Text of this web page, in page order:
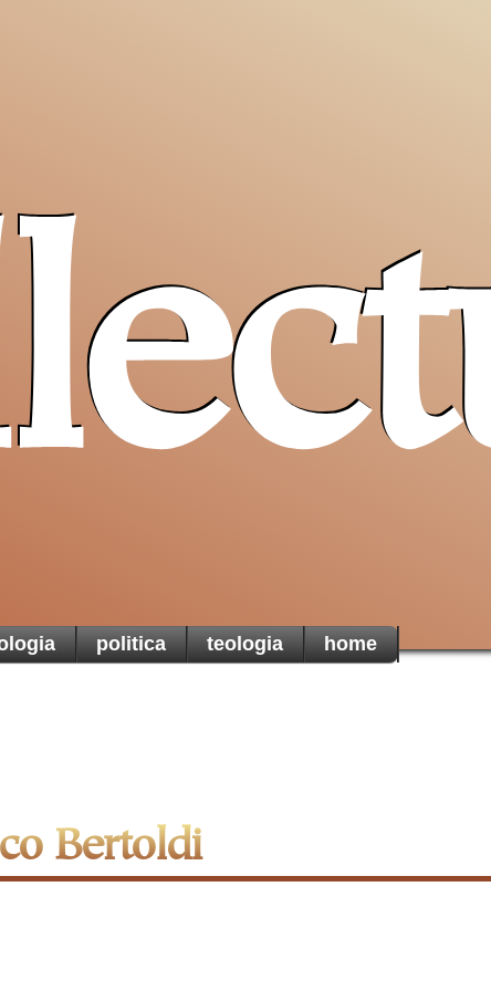
politica teologia home
Bertoldi
Pro
Sancta
un